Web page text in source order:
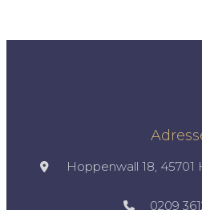
Hoppenwall 18,
0209